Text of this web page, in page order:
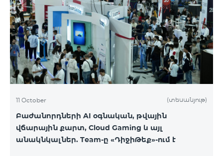
11 October (տեսանյութ)
Բաժանորդների AI օգնական, թվային
վճարային քարտ, Cloud Gaming և այլ
անակնկալներ. Team-ը «ԴիջիԹեք»-ում է